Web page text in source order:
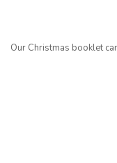
Our Christmas booklet